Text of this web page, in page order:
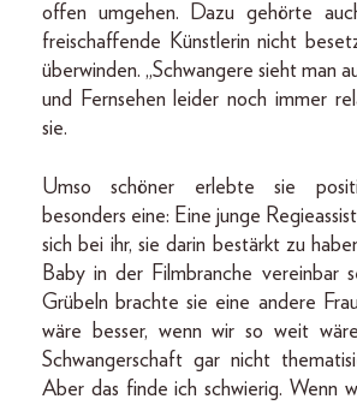
offen umgehen. Dazu gehörte
freischaffende Künstlerin nicht
überwinden. „Schwangere sieht man
und Fernsehen leider noch immer
sie.
Umso schöner erlebte sie
besonders eine: Eine junge
sich bei ihr, sie darin bestärkt zu
Baby in der Filmbranche vereinbar
Grübeln brachte sie eine andere
wäre besser, wenn wir so weit
Schwangerschaft gar nicht
Aber das finde ich schwierig. Wenn